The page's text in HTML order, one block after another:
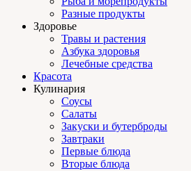
Разные продукты
Здоровье
Травы и растения
Азбука здоровья
Лечебные средства
Красота
Кулинария
Соусы
Салаты
Закуски и бутерброды
Завтраки
Первые блюда
Вторые блюда